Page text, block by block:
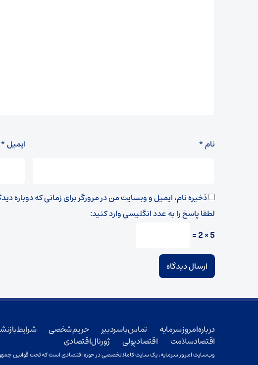
نام* ایمیل*
ذخیره نام، ایمیل و وبسایت من در مرورگر برای زمانی که دوباره
لطفا پاسخ را به عدد انگلیسی وارد کنید:
5 × 2 =
درباره امروز سرمایه تماس با سردبیر حریم شخصی شرایط
اقتصاد سلامت
اقتصاد پولی ژورنال اقتصادی
وب‌سایت امروز سرمایه، یک سایت کاملا تخصصی در حوزه اقتصادی است که تحت قوانین